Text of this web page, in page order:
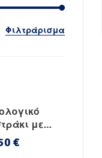
Φιλτράρισμα
με
€